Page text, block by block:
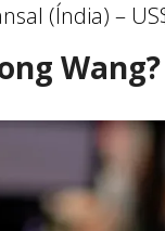
(Índia) –
Wang?